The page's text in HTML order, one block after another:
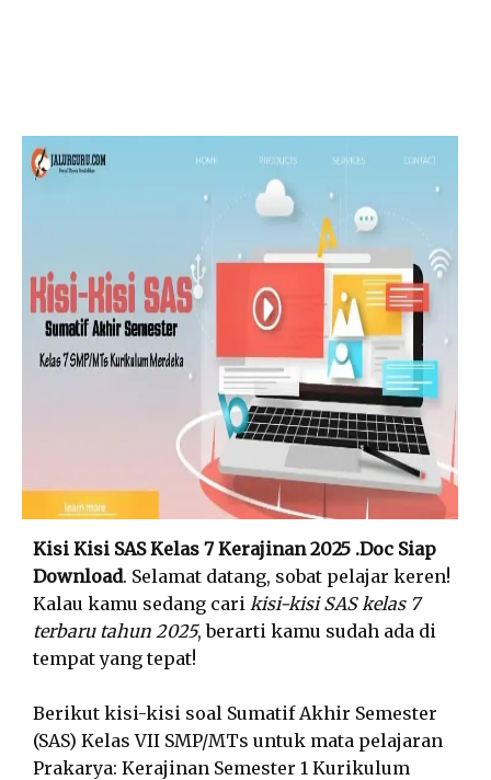
Kisi Kisi SAS Kelas 7 Kerajinan 2025 .Doc Siap
Download. Selamat datang, sobat pelajar keren!
Kalau kamu sedang cari kisi-kisi SAS kelas 7
terbaru tahun 2025, berarti kamu sudah ada di
tempat yang tepat!
Berikut kisi-kisi soal Sumatif Akhir Semester
(SAS) Kelas VII SMP/MTs untuk mata pelajaran
Prakarya: Kerajinan Semester 1 Kurikulum